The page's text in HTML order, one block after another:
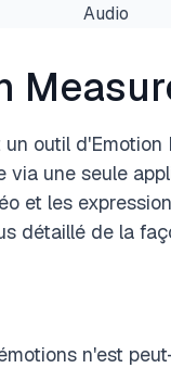
Audio
outil
via une seule
et les
détaillé de la
n'est